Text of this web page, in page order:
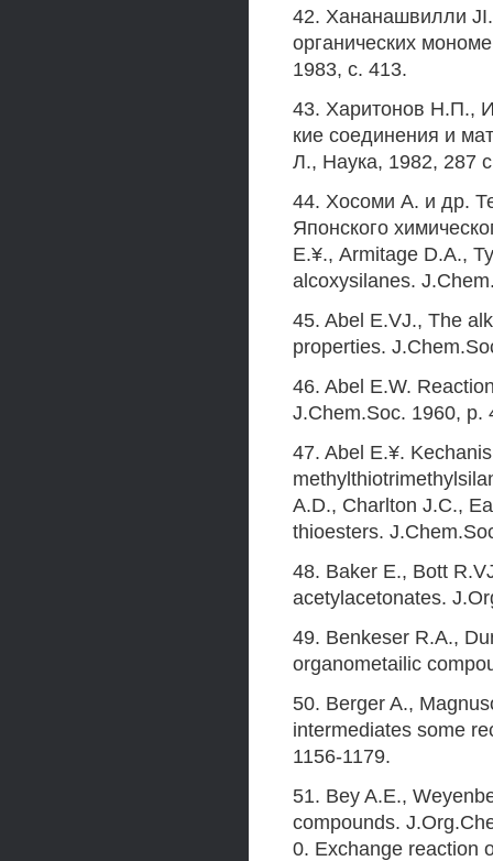
42. Хананашвилли
органических
1983, с. 413.
43. Харитонов Н.П.,
кие соединения и
Л., Наука, 1982, 287
44. Хосоми А. и др.
Японского
Е.¥., Armitage D.A.,
alcoxysilanes.
45. Abel E.VJ., The
properties.
46. Abel E.W.
J.Chem.Soc. 1960, p.
47. Abel Е.¥.
A.D., Charlton J.C.,
thioesters.
48. Baker E., Bott
acetylacetonates.
49. Benkeser R.A.,
organometailic
50. Berger A.,
intermediates some
1156-1179.
51. Bey A.E.,
compounds.
0. Exchange reaction